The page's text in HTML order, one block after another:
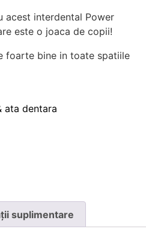
acest interdental Power
este o joaca de copii!
foarte bine in toate spatiile
ata dentara
suplimentare